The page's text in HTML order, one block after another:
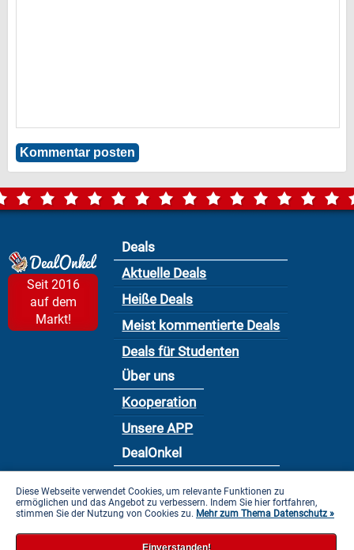
Seit 2016
auf dem
Markt!
Deals
Aktuelle Deals
Heiße Deals
Meist kommentierte Deals
Deals für Studenten
Über uns
Kooperation
Unsere APP
DealOnkel
Datenschutzbestimmung
Impressum
Diese Webseite verwendet Cookies, um relevante Funktionen zu
ermöglichen und das Angebot zu verbessern. Indem Sie hier fortfahren,
stimmen Sie der Nutzung von Cookies zu. Mehr zum Thema Datenschutz »